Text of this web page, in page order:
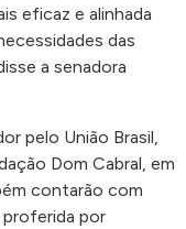
eficaz e alinhada
das
a senadora
pelo União Brasil,
Dom Cabral, em
contarão com
proferida por